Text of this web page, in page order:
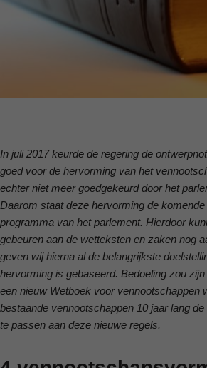
In juli 2017 keurde de regering de
goed voor de hervorming van het
echter niet meer goedgekeurd door het
Daarom staat deze hervorming de
programma van het parlement. Hierdoor
gebeuren aan de wetteksten en zaken nog
geven wij hierna al de belangrijkste
hervorming is gebaseerd. Bedoeling zou
een nieuw Wetboek voor vennootschappen
bestaande vennootschappen 10 jaar lang
te passen aan deze nieuwe regels.